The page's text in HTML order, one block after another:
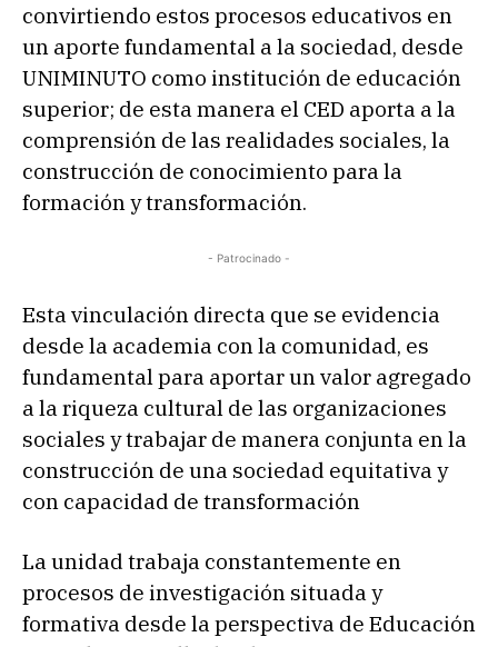
convirtiendo estos procesos educativos en
un aporte fundamental a la sociedad, desde
UNIMINUTO como institución de educación
superior; de esta manera el CED aporta a la
comprensión de las realidades sociales, la
construcción de conocimiento para la
formación y transformación.
- Patrocinado -
Esta vinculación directa que se evidencia
desde la academia con la comunidad, es
fundamental para aportar un valor agregado
a la riqueza cultural de las organizaciones
sociales y trabajar de manera conjunta en la
construcción de una sociedad equitativa y
con capacidad de transformación
La unidad trabaja constantemente en
procesos de investigación situada y
formativa desde la perspectiva de Educación